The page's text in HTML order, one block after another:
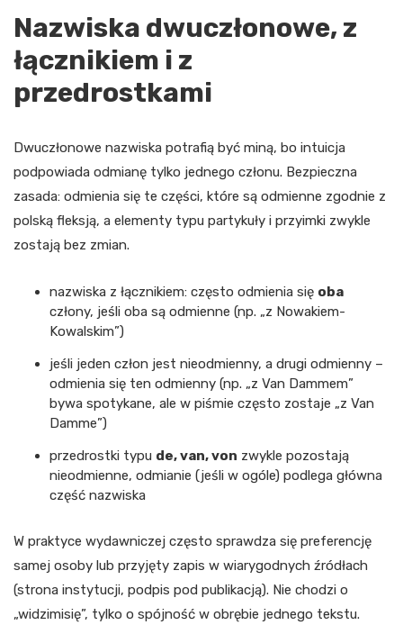
Nazwiska dwuczłonowe, z
łącznikiem i z
przedrostkami
Dwuczłonowe nazwiska potrafią być miną, bo intuicja
podpowiada odmianę tylko jednego członu. Bezpieczna
zasada: odmienia się te części, które są odmienne zgodnie z
polską fleksją, a elementy typu partykuły i przyimki zwykle
zostają bez zmian.
nazwiska z łącznikiem: często odmienia się oba
człony, jeśli oba są odmienne (np. „z Nowakiem-
Kowalskim”)
jeśli jeden człon jest nieodmienny, a drugi odmienny –
odmienia się ten odmienny (np. „z Van Dammem”
bywa spotykane, ale w piśmie często zostaje „z Van
Damme”)
przedrostki typu de, van, von zwykle pozostają
nieodmienne, odmianie (jeśli w ogóle) podlega główna
część nazwiska
W praktyce wydawniczej często sprawdza się preferencję
samej osoby lub przyjęty zapis w wiarygodnych źródłach
(strona instytucji, podpis pod publikacją). Nie chodzi o
„widzimisię”, tylko o spójność w obrębie jednego tekstu.